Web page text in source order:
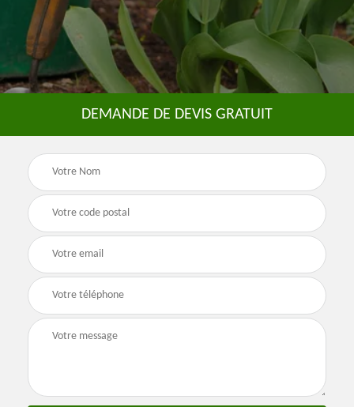
DEMANDE DE DEVIS GRATUIT